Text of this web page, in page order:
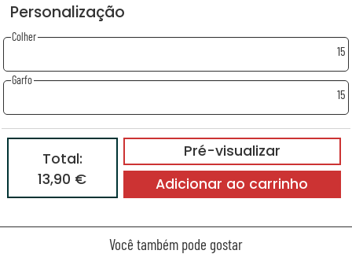
Personalização
Colher
15
Garfo
15
Pré-visualizar
Total:
13,90 €
Adicionar ao carrinho
Você também pode gostar